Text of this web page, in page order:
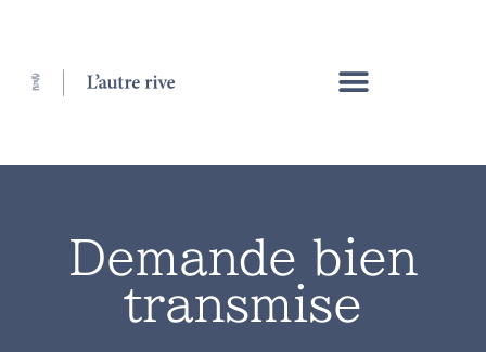
Demande bien
transmise